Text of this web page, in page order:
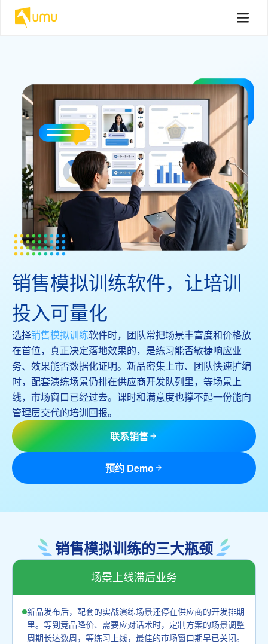
销售模拟训练软件，让培训
投入可量化
选择销售模拟训练软件时，团队常把场景丰富度和价格放
在首位，真正决定落地效果的，是练习能否敏捷响应业
务、效果能否数据化证明。新品密集上市、团队快速扩编
时，配套演练场景仍排在供应商开发队列里，等场景上
线，市场窗口已经过去。课时和满意度也撑不起一份能向
管理层交代的培训回报。
联系销售
预约 Demo
销售模拟训练的三大瓶颈
场景上线滞后业务
新品发布后，配套的实战演练场景还停在供应商的开发排期
里。等到竞品降价、需要应对话术时，定制方案的场景调整
周期长达数周，等练习上线，最佳的市场窗口期早已关闭。